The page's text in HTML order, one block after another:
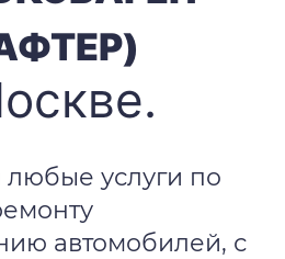
услуги по
автомобилей, с